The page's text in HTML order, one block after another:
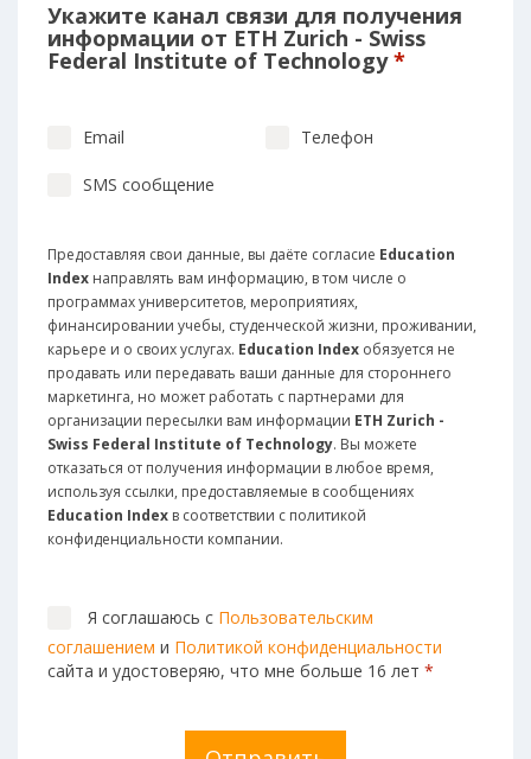
Укажите канал связи для получения
информации от ETH Zurich - Swiss
Federal Institute of Technology*
Email Телефон
SMS сообщение
Предоставляя свои данные, вы даёте согласие Education
Index направлять вам информацию, в том числе о
программах университетов, мероприятиях,
финансировании учебы, студенческой жизни, проживании,
карьере и о своих услугах. Education Index обязуется не
продавать или передавать ваши данные для стороннего
маркетинга, но может работать с партнерами для
организации пересылки вам информации ETH Zurich -
Swiss Federal Institute of Technology. Вы можете
отказаться от получения информации в любое время,
используя ссылки, предоставляемые в сообщениях
Education Index в соответствии с политикой
конфиденциальности компании.
Я соглашаюсь с Пользовательским
соглашением и Политикой конфиденциальности
сайта и удостоверяю, что мне больше 16 лет *